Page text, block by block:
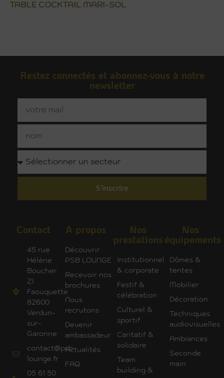
TABLE COCKTAIL MARI-SOL
Restez connectés et abonnez-vous à notre
newsletter
S'inscrire
Contact
45 rue
Hélène
Boucher
ZI
Faouquette
82600
Verdun-
sur-
Garonne
contact@psb-
lounge.fr
05 61 50
A propos
Découvrir
PSB LOUNGE
Recevoir nos
brochures
Nous
recrutons
Devenir
ambassadeur
Actualités
FAQ
Nos
prestations
Institutionnel
& corporate
Festif &
célébration
Culturel &
sportif
Caritatif &
solidaire
Team
building &
Nos
équipements
Dômes &
tentes
Mobilier
Décoration
Techniques
audiovisuelles
Ambiances
Seconde
main